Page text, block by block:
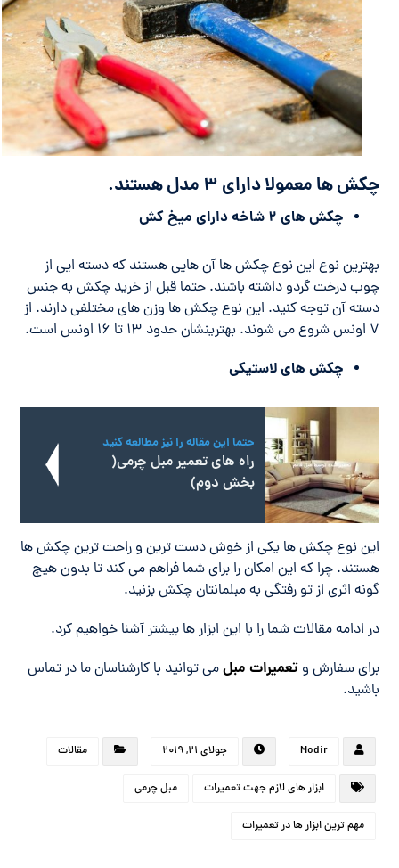
چکش ها معمولا دارای 3 مدل هستند.
چکش های 2 شاخه دارای میخ کش
بهترین نوع این نوع چکش ها آن هایی هستند که دسته ایی از
چوب درخت گردو داشته باشند. حتما قبل از خرید چکش به جنس
دسته آن توجه کنید. این نوع چکش ها وزن های مختلفی دارند. از
7 اونس شروع می شوند. بهترینشان حدود 13 تا 16 اونس است.
چکش های لاستیکی
حتما این مقاله را نیز مطالعه کنید
راه های تعمیر مبل چرمی(
بخش دوم)
این نوع چکش ها یکی از خوش دست ترین و راحت ترین چکش ها
هستند. چرا که این امکان را برای شما فراهم می کند تا بدون هیچ
گونه اثری از تو رفتگی به مبلمانتان چکش بزنید.
در ادامه مقالات شما را با این ابزار ها بیشتر آشنا خواهیم کرد.
برای سفارش وتعمیرات مبلمی توانید با کارشناسان ما در تماس
باشید.
Modir جولای ۲۱, ۲۰۱۹ مقالات
ابزار های لازم جهت تعمیرات مبل چرمی
مهم ترین ابزار ها در تعمیرات